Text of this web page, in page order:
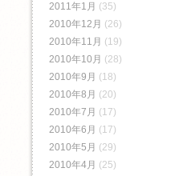
2011年1月 (35)
2010年12月 (26)
2010年11月 (19)
2010年10月 (28)
2010年9月 (18)
2010年8月 (20)
2010年7月 (17)
2010年6月 (17)
2010年5月 (29)
2010年4月 (25)